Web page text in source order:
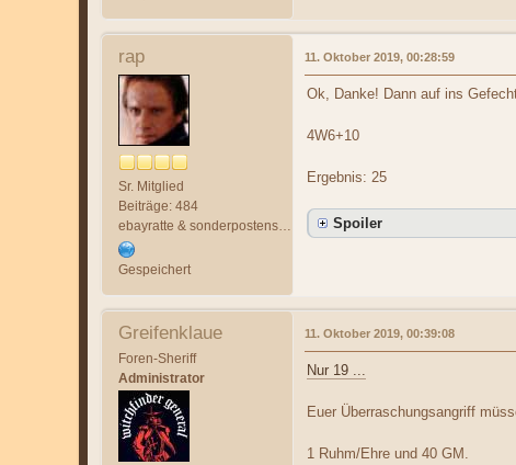
rap
Sr. Mitglied
Beiträge: 484
Gespeichert
11. Oktober 2019, 00:28:59
Ok, Danke! Dann auf ins
4W6+10
Ergebnis: 25
Spoiler
Greifenklaue
Foren-Sheriff
Administrator
11. Oktober 2019, 00:39:08
Nur 19 ...
Euer Überraschungsangriff
1 Ruhm/Ehre und 40 GM.